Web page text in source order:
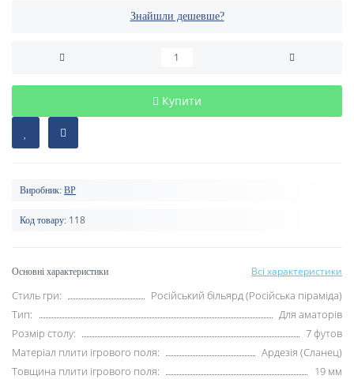
Знайшли дешевше?
Купити
Виробник: BP
Код товару: 118
Основні характеристики Всі характеристики
Стиль гри:
Російський більярд (Російська піраміда)
Тип:
Для аматорів
Розмір столу:
7 футов
Матеріал плити ігрового поля:
Ардезія (Сланец)
Товщина плити ігрового поля:
19 мм